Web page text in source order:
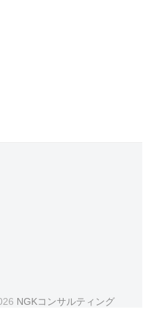
NGKコンサルティング